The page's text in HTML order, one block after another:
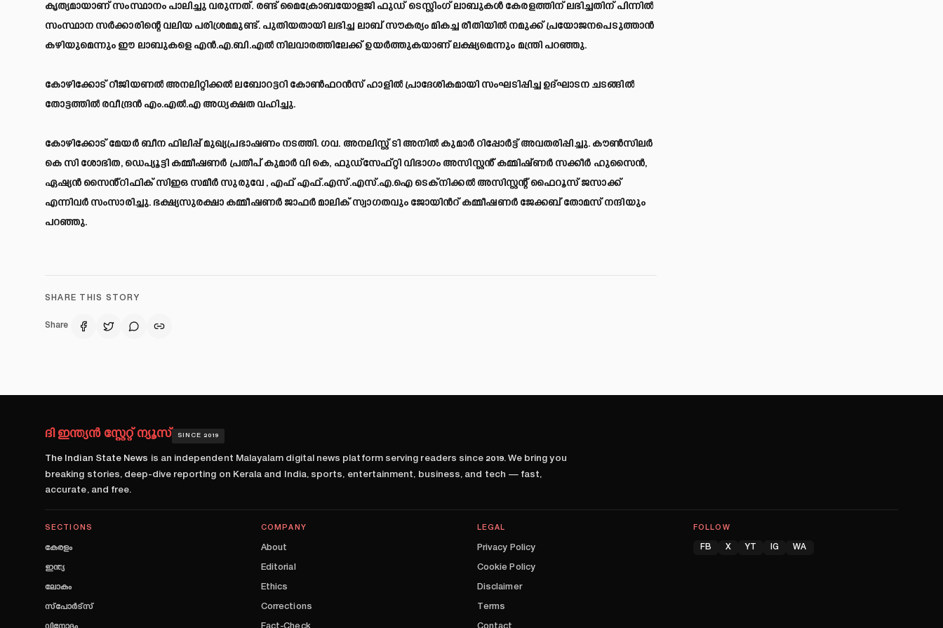
കൃത്യമായാണ് സംസ്ഥാനം പാലിച്ചു വരുന്നത്. രണ്ട് മൈക്രോബയോളജി ഫുഡ് ടെസ്റ്റിംഗ് ലാബുകൾ കേരളത്തിന് ലഭിച്ചതിന് പിന്നിൽ
സംസ്ഥാന സർക്കാരിന്റെ വലിയ പരിശ്രമമുണ്ട്. പുതിയതായി ലഭിച്ച ലാബ് സൗകര്യം മികച്ച രീതിയിൽ നമുക്ക് പ്രയോജനപെടുത്താൻ
കഴിയുമെന്നും ഈ ലാബുകളെ എൻ.എ.ബി.എൽ നിലവാരത്തിലേക്ക് ഉയർത്തുകയാണ് ലക്ഷ്യമെന്നും മന്ത്രി പറഞ്ഞു.
കോഴിക്കോട് റീജിയണൽ അനലിറ്റിക്കൽ ലബോറട്ടറി കോൺഫറൻസ് ഹാളിൽ പ്രാദേശികമായി സംഘടിപ്പിച്ച ഉദ്ഘാടന ചടങ്ങിൽ
തോട്ടത്തില്‍ രവീന്ദ്രന്‍ എം.എല്‍.എ അധ്യക്ഷത വഹിച്ചു.
കോഴിക്കോട് മേയര്‍ ബീന ഫിലിപ്പ് മുഖ്യപ്രഭാഷണം നടത്തി. ഗവ. അനലിസ്റ്റ് ടി അനിൽ കുമാർ റിപ്പോർട്ട് അവതരിപ്പിച്ചു. കൗൺസിലർ
കെ സി ശോഭിത, ഡെപ്യൂട്ടി കമ്മീഷണർ പ്രതീപ് കുമാർ വി കെ, ഫുഡ്സേഫ്റ്റി വിഭാഗം അസിസ്റ്റൻ് കമ്മിഷ്ണർ സക്കീർ ഹുസൈൻ,
ഏഷ്യൻ സൈൻ്റിഫിക് സിഇഒ സമീർ സുരുവേ , എഫ് എഫ്.എസ്.എസ്.എ.ഐ ടെക്നിക്കൽ അസിസ്റ്റന്റ് ഫൈറൂസ് ജസാക്ക്
എന്നിവർ സംസാരിച്ചു. ഭക്ഷ്യസുരക്ഷാ കമ്മീഷണർ ജാഫർ മാലിക് സ്വാഗതവും ജോയിൻറ് കമ്മീഷണർ ജേക്കബ് തോമസ് നന്ദിയും
പറഞ്ഞു.
SHARE THIS STORY
Share
ദി ഇന്ത്യൻ സ്റ്റേറ്റ് ന്യൂസ് SINCE 2019
The Indian State News is an independent Malayalam digital news platform serving readers since 2019. We bring you
breaking stories, deep-dive reporting on Kerala and India, sports, entertainment, business, and tech — fast,
accurate, and free.
SECTIONS
കേരളം
ഇന്ത്യ
ലോകം
സ്പോർട്സ്
COMPANY
About
Editorial
Ethics
Corrections
LEGAL
Privacy Policy
Cookie Policy
Disclaimer
Terms
FOLLOW
FB X YT IG WA